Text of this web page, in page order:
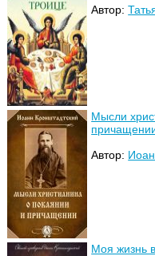
Автор:
Мысли
Автор:
Моя жизнь